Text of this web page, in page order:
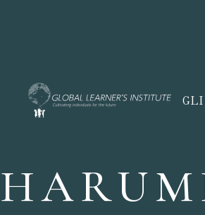
GLI